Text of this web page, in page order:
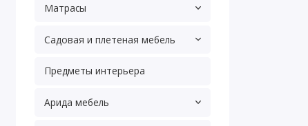
Матрасы
Садовая и плетеная мебель
Предметы интерьера
Арида мебель